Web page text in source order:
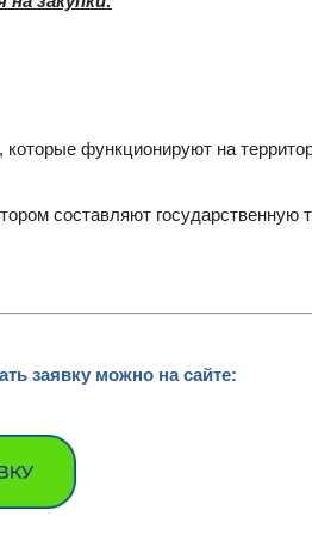
функционируют на
составляют государственную
заявку можно на сайте: